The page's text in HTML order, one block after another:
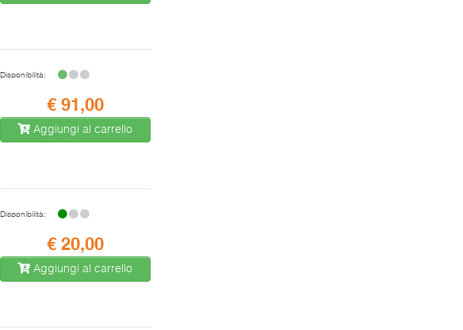
Disponibilità:
€ 91,00
Aggiungi al carrello
Disponibilità:
€ 20,00
Aggiungi al carrello